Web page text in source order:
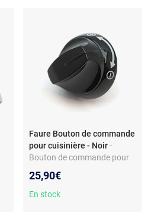
Faure Bouton de commande
pour cuisinière - Noir -
Bouton de commande pour
modèles Faure CMP6088X et
CVC6097X - Plastique
25,90€
En stock